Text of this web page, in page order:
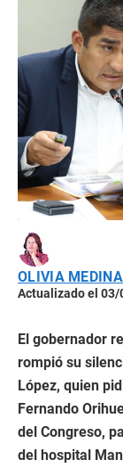
OLIVIA
Actualizado el 03/
El gobernador
rompió su
López, quien
Fernando
del Congreso,
del hospital